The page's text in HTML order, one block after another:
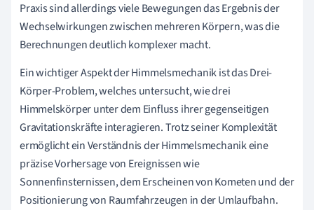
Praxis sind allerdings viele Bewegungen das Ergebnis der
Wechselwirkungen zwischen mehreren Körpern, was die
Berechnungen deutlich komplexer macht.
Ein wichtiger Aspekt der Himmelsmechanik ist das Drei-
Körper-Problem, welches untersucht, wie drei
Himmelskörper unter dem Einfluss ihrer gegenseitigen
Gravitationskräfte interagieren. Trotz seiner Komplexität
ermöglicht ein Verständnis der Himmelsmechanik eine
präzise Vorhersage von Ereignissen wie
Sonnenfinsternissen, dem Erscheinen von Kometen und der
Positionierung von Raumfahrzeugen in der Umlaufbahn.